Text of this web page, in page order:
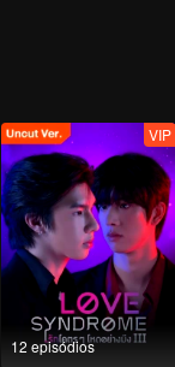
12 episódios
VIP